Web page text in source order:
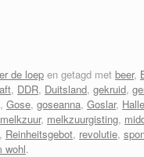
de loep en getagd met beer,
, DDR, Duitsland, gekruid,
, Gose, goseanna, Goslar, Halle
melkzuur, melkzuurgisting,
, Reinheitsgebot, revolutie,
wohl.